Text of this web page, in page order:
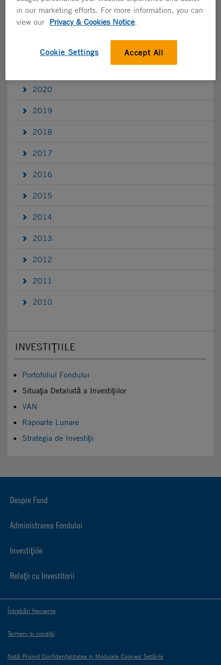
2024
2023
2022
2020
2019
2018
2017
2016
2015
2014
2013
2012
2011
2010
INVESTIŢIILE
Portofoliul Fondului
Situaţia Detaliată a Investiţiilor
VAN
Rapoarte Lunare
Strategia de Investiţii
Despre Fond
Administrarea Fondului
Investiţiile
Relaţii cu Investitorii
Întrebări frecvente
Termeni şi condiţii
Notă Privind Confidențialitatea și Modulele Cookies/ Setările
in our marketing efforts. For more information, you can
view our Privacy & Cookies Notice.
Accept All
Cookie Settings